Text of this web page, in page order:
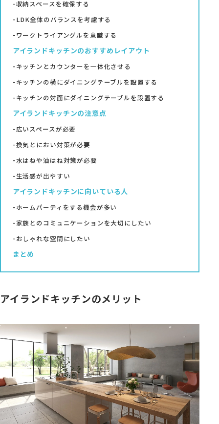
収納スペースを確保する
LDK全体のバランスを考慮する
ワークトライアングルを意識する
アイランドキッチンのおすすめレイアウト
キッチンとカウンターを一体化させる
キッチンの横にダイニングテーブルを設置する
キッチンの対面にダイニングテーブルを設置する
アイランドキッチンの注意点
広いスペースが必要
換気とにおい対策が必要
水はねや油はね対策が必要
生活感が出やすい
アイランドキッチンに向いている人
ホームパーティをする機会が多い
家族とのコミュニケーションを大切にしたい
おしゃれな空間にしたい
まとめ
アイランドキッチンのメリット